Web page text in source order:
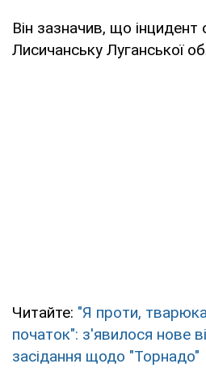
Він зазначив, що інцидент
Лисичанську Луганської
Читайте: "Я проти,
початок": з'явилося нове
засідання щодо "Торнадо"